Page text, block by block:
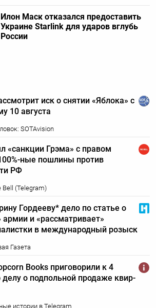
Илон Маск отказался предоставить
Украине Starlink для ударов вглубь
России